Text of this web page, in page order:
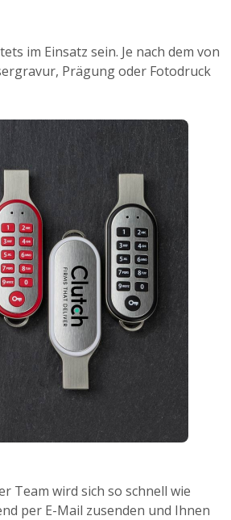
im Einsatz sein. Je nach dem von
Prägung oder Fotodruck
Team wird sich so schnell wie
per E-Mail zusenden und Ihnen